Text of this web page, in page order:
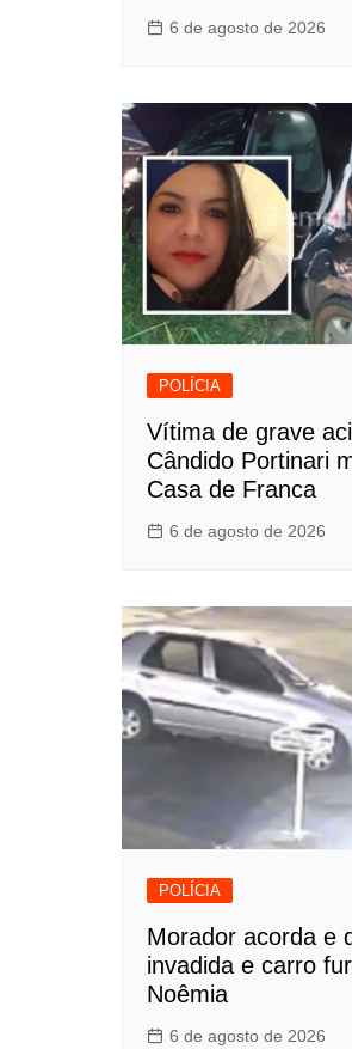
6 de agosto de 2026
POLÍCIA
Vítima de grave
Cândido Portinari
Casa de Franca
6 de agosto de 2026
POLÍCIA
Morador acorda e
invadida e carro
Noêmia
6 de agosto de 2026